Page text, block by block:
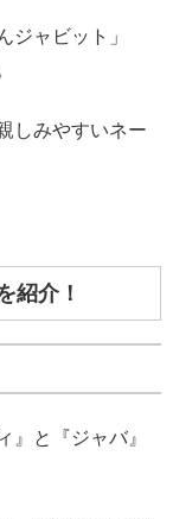
ジャビット」
しみやすいネー
紹介！
』と『ジャバ』